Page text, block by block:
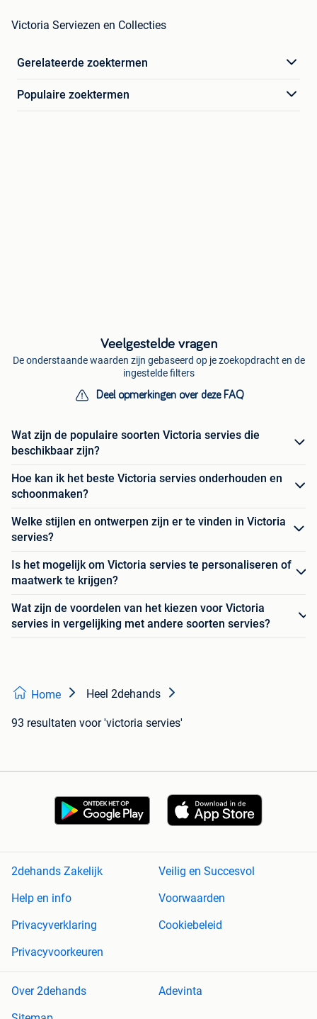
Victoria Serviezen en Collecties
Gerelateerde zoektermen
Populaire zoektermen
Veelgestelde vragen
De onderstaande waarden zijn gebaseerd op je zoekopdracht en de
ingestelde filters
Deel opmerkingen over deze FAQ
Wat zijn de populaire soorten Victoria servies die
beschikbaar zijn?
Hoe kan ik het beste Victoria servies onderhouden en
schoonmaken?
Welke stijlen en ontwerpen zijn er te vinden in Victoria
servies?
Is het mogelijk om Victoria servies te personaliseren of
maatwerk te krijgen?
Wat zijn de voordelen van het kiezen voor Victoria
servies in vergelijking met andere soorten servies?
Home Heel 2dehands
93 resultaten voor 'victoria servies'
2dehands Zakelijk
Veilig en Succesvol
Help en info
Voorwaarden
Privacyverklaring
Cookiebeleid
Privacyvoorkeuren
Over 2dehands
Adevinta